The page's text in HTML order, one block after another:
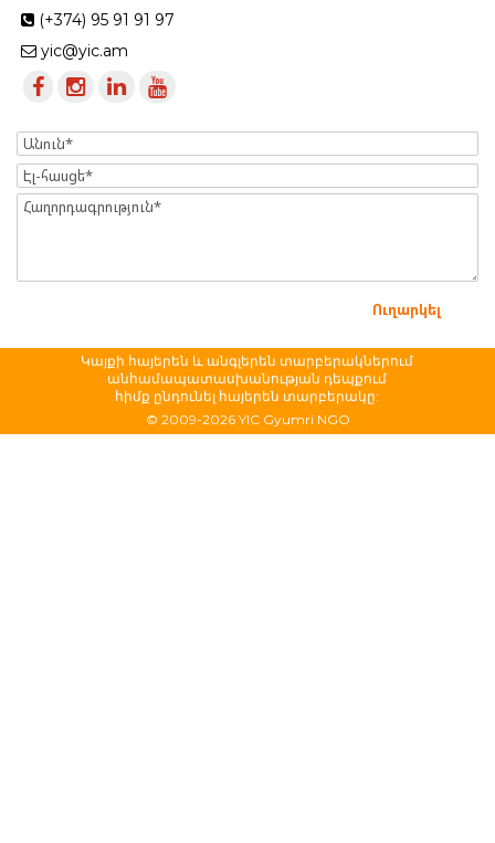
(+374) 95 91 91 97
yic@yic.am
Name
Էլ-
հասցե
Message
Կայքի հայերեն և անգլերեն տարբերակներում
անհամապատասխանության դեպքում
հիմք ընդունել հայերեն տարբերակը:
© 2009-2026 YIC Gyumri NGO